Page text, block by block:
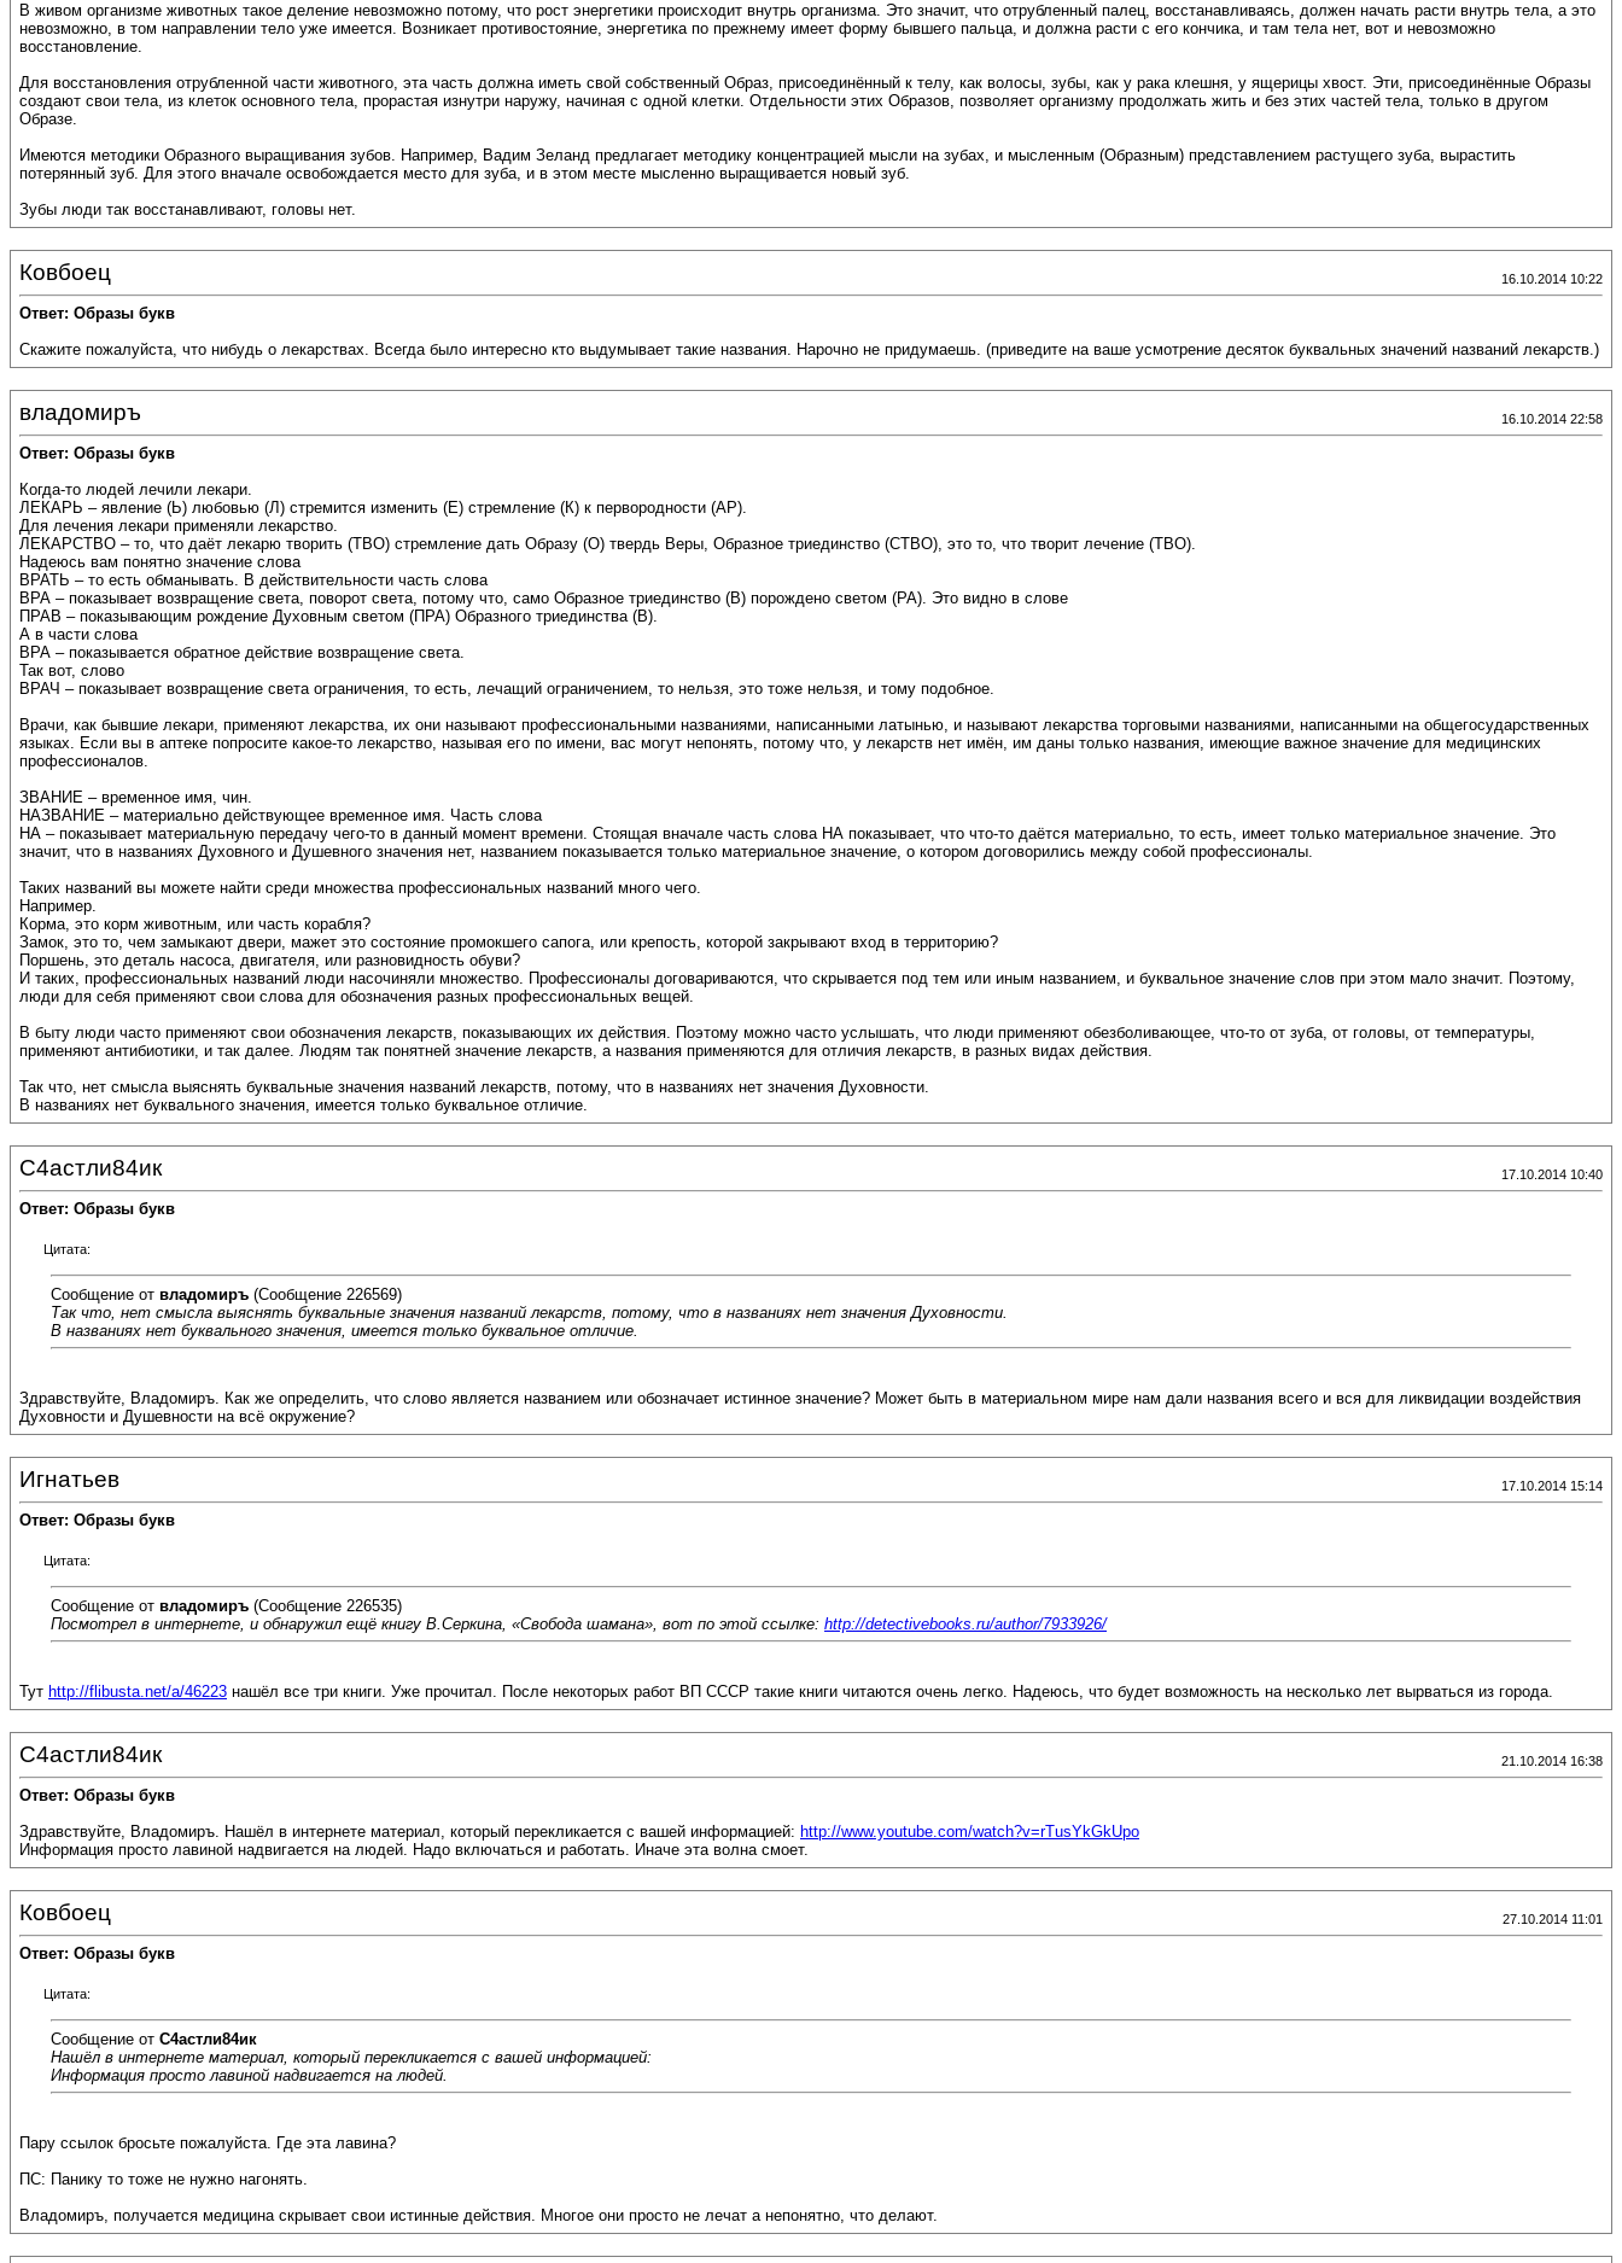
В живом организме животных такое деление невозможно потому, что рост энергетики происходит внутрь организма. Это значит, что отрубленный палец, восстанавливаясь, должен начать расти внутрь тела, а это
невозможно, в том направлении тело уже имеется. Возникает противостояние, энергетика по прежнему имеет форму бывшего пальца, и должна расти с его кончика, и там тела нет, вот и невозможно
восстановление.
Для восстановления отрубленной части животного, эта часть должна иметь свой собственный Образ, присоединённый к телу, как волосы, зубы, как у рака клешня, у ящерицы хвост. Эти, присоединённые Образы
создают свои тела, из клеток основного тела, прорастая изнутри наружу, начиная с одной клетки. Отдельности этих Образов, позволяет организму продолжать жить и без этих частей тела, только в другом
Образе.
Имеются методики Образного выращивания зубов. Например, Вадим Зеланд предлагает методику концентрацией мысли на зубах, и мысленным (Образным) представлением растущего зуба, вырастить
потерянный зуб. Для этого вначале освобождается место для зуба, и в этом месте мысленно выращивается новый зуб.
Зубы люди так восстанавливают, головы нет.
Ковбоец 16.10.2014 10:22
Ответ: Образы букв
Скажите пожалуйста, что нибудь о лекарствах. Всегда было интересно кто выдумывает такие названия. Нарочно не придумаешь. (приведите на ваше усмотрение десяток буквальных значений названий лекарств.)
владомиръ 16.10.2014 22:58
Ответ: Образы букв
Когда-то людей лечили лекари.
ЛЕКАРЬ – явление (Ь) любовью (Л) стремится изменить (Е) стремление (К) к первородности (АР).
Для лечения лекари применяли лекарство.
ЛЕКАРСТВО – то, что даёт лекарю творить (ТВО) стремление дать Образу (О) твердь Веры, Образное триединство (СТВО), это то, что творит лечение (ТВО).
Надеюсь вам понятно значение слова
ВРАТЬ – то есть обманывать. В действительности часть слова
ВРА – показывает возвращение света, поворот света, потому что, само Образное триединство (В) порождено светом (РА). Это видно в слове
ПРАВ – показывающим рождение Духовным светом (ПРА) Образного триединства (В).
А в части слова
ВРА – показывается обратное действие возвращение света.
Так вот, слово
ВРАЧ – показывает возвращение света ограничения, то есть, лечащий ограничением, то нельзя, это тоже нельзя, и тому подобное.
Врачи, как бывшие лекари, применяют лекарства, их они называют профессиональными названиями, написанными латынью, и называют лекарства торговыми названиями, написанными на общегосударственных
языках. Если вы в аптеке попросите какое-то лекарство, называя его по имени, вас могут непонять, потому что, у лекарств нет имён, им даны только названия, имеющие важное значение для медицинских
профессионалов.
ЗВАНИЕ – временное имя, чин.
НАЗВАНИЕ – материально действующее временное имя. Часть слова
НА – показывает материальную передачу чего-то в данный момент времени. Стоящая вначале часть слова НА показывает, что что-то даётся материально, то есть, имеет только материальное значение. Это
значит, что в названиях Духовного и Душевного значения нет, названием показывается только материальное значение, о котором договорились между собой профессионалы.
Таких названий вы можете найти среди множества профессиональных названий много чего.
Например.
Корма, это корм животным, или часть корабля?
Замок, это то, чем замыкают двери, мажет это состояние промокшего сапога, или крепость, которой закрывают вход в территорию?
Поршень, это деталь насоса, двигателя, или разновидность обуви?
И таких, профессиональных названий люди насочиняли множество. Профессионалы договариваются, что скрывается под тем или иным названием, и буквальное значение слов при этом мало значит. Поэтому,
люди для себя применяют свои слова для обозначения разных профессиональных вещей.
В быту люди часто применяют свои обозначения лекарств, показывающих их действия. Поэтому можно часто услышать, что люди применяют обезболивающее, что-то от зуба, от головы, от температуры,
применяют антибиотики, и так далее. Людям так понятней значение лекарств, а названия применяются для отличия лекарств, в разных видах действия.
Так что, нет смысла выяснять буквальные значения названий лекарств, потому, что в названиях нет значения Духовности.
В названиях нет буквального значения, имеется только буквальное отличие.
С4астли84ик 17.10.2014 10:40
Ответ: Образы букв
Цитата:
Сообщение от владомиръ (Сообщение 226569)
Так что, нет смысла выяснять буквальные значения названий лекарств, потому, что в названиях нет значения Духовности.
В названиях нет буквального значения, имеется только буквальное отличие.
Здравствуйте, Владомиръ. Как же определить, что слово является названием или обозначает истинное значение? Может быть в материальном мире нам дали названия всего и вся для ликвидации воздействия
Духовности и Душевности на всё окружение?
Игнатьев 17.10.2014 15:14
Ответ: Образы букв
Цитата:
Сообщение от владомиръ (Сообщение 226535)
Посмотрел в интернете, и обнаружил ещё книгу В.Серкина, «Свобода шамана», вот по этой ссылке: http://detectivebooks.ru/author/7933926/
Тут http://flibusta.net/a/46223 нашёл все три книги. Уже прочитал. После некоторых работ ВП СССР такие книги читаются очень легко. Надеюсь, что будет возможность на несколько лет вырваться из города.
С4астли84ик 21.10.2014 16:38
Ответ: Образы букв
Здравствуйте, Владомиръ. Нашёл в интернете материал, который перекликается с вашей информацией: http://www.youtube.com/watch?v=rTusYkGkUpo
Информация просто лавиной надвигается на людей. Надо включаться и работать. Иначе эта волна смоет.
Ковбоец 27.10.2014 11:01
Ответ: Образы букв
Цитата:
Сообщение от С4астли84ик
Нашёл в интернете материал, который перекликается с вашей информацией:
Информация просто лавиной надвигается на людей.
Пару ссылок бросьте пожалуйста. Где эта лавина?
ПС: Панику то тоже не нужно нагонять.
Владомиръ, получается медицина скрывает свои истинные действия. Многое они просто не лечат а непонятно, что делают.